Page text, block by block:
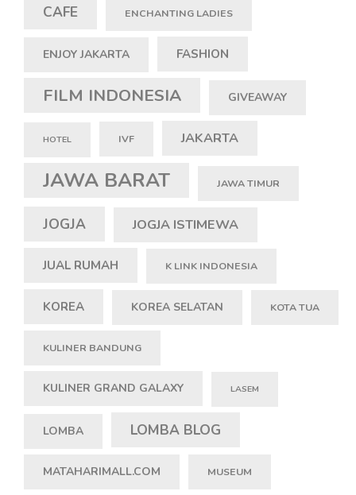
CAFE ENCHANTING LADIES
ENJOY JAKARTA FASHION
FILM INDONESIA GIVEAWAY
HOTEL IVF JAKARTA
JAWA BARAT JAWA TIMUR
JOGJA JOGJA ISTIMEWA
JUAL RUMAH K LINK INDONESIA
KOREA KOREA SELATAN KOTA TUA
KULINER BANDUNG
KULINER GRAND GALAXY LASEM
LOMBA LOMBA BLOG
MATAHARIMALL.COM MUSEUM